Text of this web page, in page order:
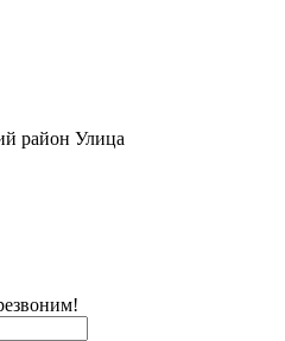
район Улица